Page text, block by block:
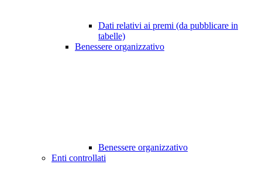
Dati relativi ai premi (da pubblicare in
tabelle)
Benessere organizzativo
Benessere organizzativo
Enti controllati